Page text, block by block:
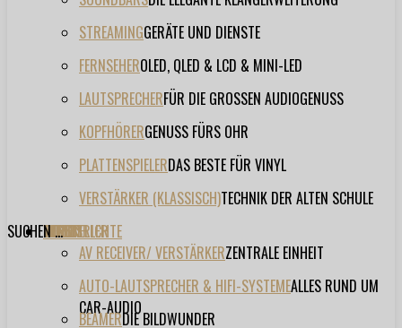
STREAMINGGERÄTE UND DIENSTE
FERNSEHEROLED, QLED & LCD & MINI-LED
LAUTSPRECHERFÜR DIE GROSSEN AUDIOGENUSS
KOPFHÖRERGENUSS FÜRS OHR
PLATTENSPIELERDAS BESTE FÜR VINYL
VERSTÄRKER (KLASSISCH)TECHNIK DER ALTEN SCHULE
TESTBERICHTE
AV RECEIVER/ VERSTÄRKERZENTRALE EINHEIT
AUTO-LAUTSPRECHER & HIFI-SYSTEMEALLES RUND UM
CAR-AUDIO
BEAMERDIE BILDWUNDER
FORUM
FILME
VIDEOS
HERSTELLER
EVENT
SUCHEN ...